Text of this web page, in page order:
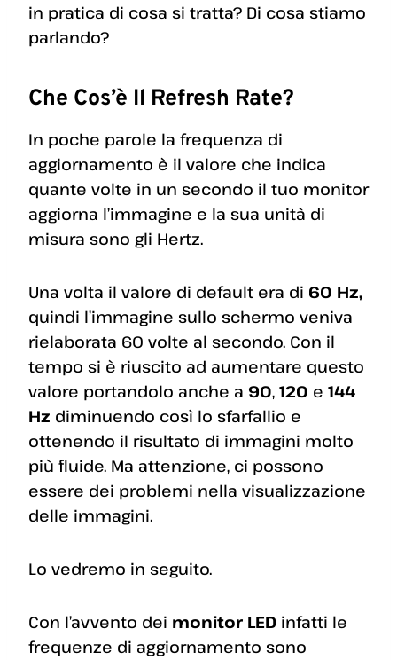
in pratica di cosa si tratta? Di cosa stiamo
parlando?
Che Cos’è Il Refresh Rate?
In poche parole la frequenza di
aggiornamento è il valore che indica
quante volte in un secondo il tuo monitor
aggiorna l’immagine e la sua unità di
misura sono gli Hertz.
Una volta il valore di default era di 60 Hz,
quindi l’immagine sullo schermo veniva
rielaborata 60 volte al secondo. Con il
tempo si è riuscito ad aumentare questo
valore portandolo anche a 90, 120 e 144
Hz diminuendo così lo sfarfallio e
ottenendo il risultato di immagini molto
più fluide. Ma attenzione, ci possono
essere dei problemi nella visualizzazione
delle immagini.
Lo vedremo in seguito.
Con l’avvento dei monitor LED infatti le
frequenze di aggiornamento sono